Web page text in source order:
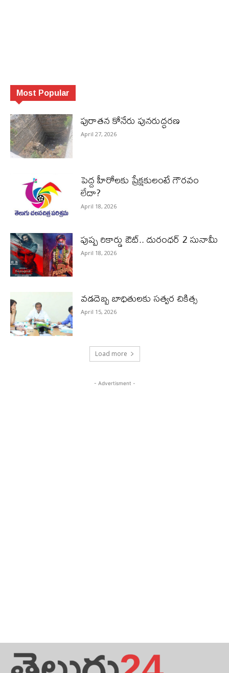
Most Popular
పురాత‌న కోనేరు పున‌రుద్ధ‌ర‌ణ
April 27, 2026
పెద్ద హీరోల‌కు ప్రేక్ష‌కులంటే గౌర‌వం
లేదా?
April 18, 2026
పుష్ప రికార్డు ఔట్‌.. దురంధ‌ర్ 2 సునామీ
April 18, 2026
వడదెబ్బ బాధితులకు సత్వర చికిత్స
April 15, 2026
Load more
- Advertisment -